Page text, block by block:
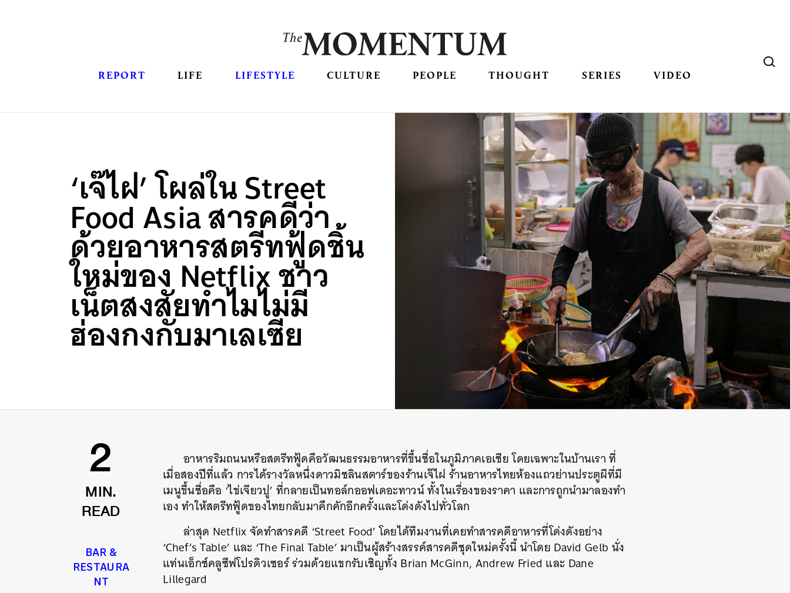
REPORT LIFE LIFESTYLE CULTURE PEOPLE THOUGHT SERIES VIDEO
‘เจ๊ไฝ’ โผล่ใน Street
Food Asia สารคดีว่า
ด้วยอาหารสตรีทฟู้ดชิ้น
ใหม่ของ Netflix ชาว
เน็ตสงสัยทำไมไม่มี
ฮ่องกงกับมาเลเซีย
2
MIN.
READ
BAR &
RESTAURA
NT
อาหารริมถนนหรือสตรีทฟู้ดคือวัฒนธรรมอาหารที่ขึ้นชื่อในภูมิภาคเอเชีย โดยเฉพาะในบ้านเรา ที่
เมื่อสองปีที่แล้ว การได้รางวัลหนึ่งดาวมิชลินสตาร์ของร้านเจ๊ไฝ ร้านอาหารไทยห้องแถวย่านประตูผีที่มี
เมนูขึ้นชื่อคือ ‘ไข่เจียวปู’ ที่กลายเป็นทอล์กออฟเดอะทาวน์ ทั้งในเรื่องของราคา และการถูกนำมาลองทำ
เอง ทำให้สตรีทฟู้ดของไทยกลับมาคึกคักอีกครั้งและโด่งดังไปทั่วโลก
ล่าสุด Netflix จัดทำสารคดี ‘Street Food’ โดยได้ทีมงานที่เคยทำสารคดีอาหารที่โด่งดังอย่าง
‘Chef’s Table’ และ ‘The Final Table’ มาเป็นผู้สร้างสรรค์สารคดีชุดใหม่ครั้งนี้ นำโดย David Gelb นั่ง
แท่นเอ็กซ์คลูซีฟโปรดิวเซอร์ ร่วมด้วยแขกรับเชิญทั้ง Brian McGinn, Andrew Fried และ Dane
Lillegard